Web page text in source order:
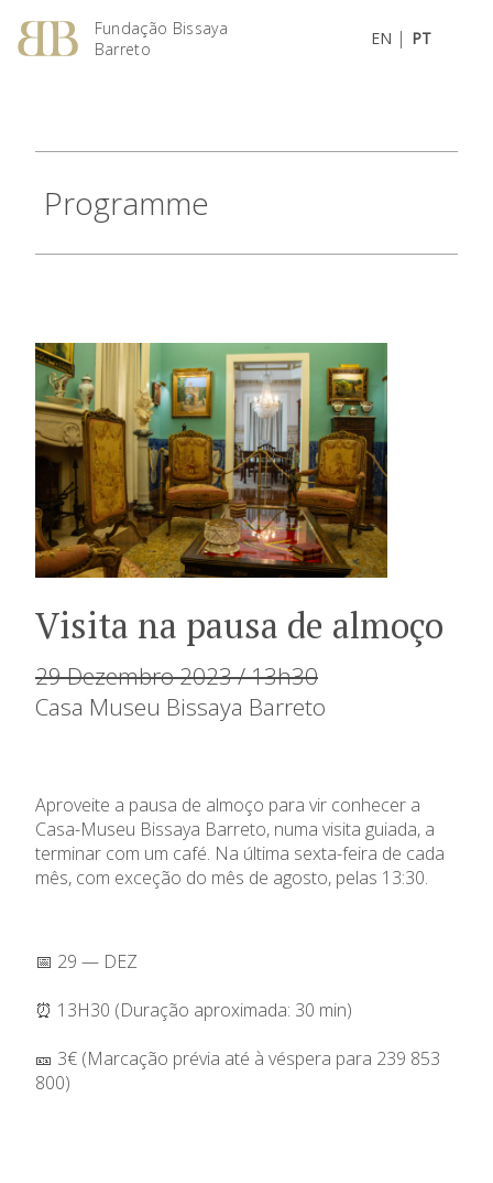
Fundação Bissaya
Barreto
EN | PT
Programme
Visita na pausa de almoço
29 Dezembro 2023 / 13h30
Casa Museu Bissaya Barreto
Aproveite a pausa de almoço para vir conhecer a
Casa-Museu Bissaya Barreto, numa visita guiada, a
terminar com um café. Na última sexta-feira de cada
mês, com exceção do mês de agosto, pelas 13:30.
📅 29 — DEZ
⏰ 13H30 (Duração aproximada: 30 min)
🎫 3€ (Marcação prévia até à véspera para 239 853
800)